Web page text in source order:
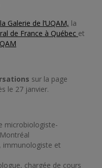
Galerie de l’UQAM, la
de France à Québec et
sur la page
le 27 janvier.
microbiologiste-
immunologiste et
chargée de cours